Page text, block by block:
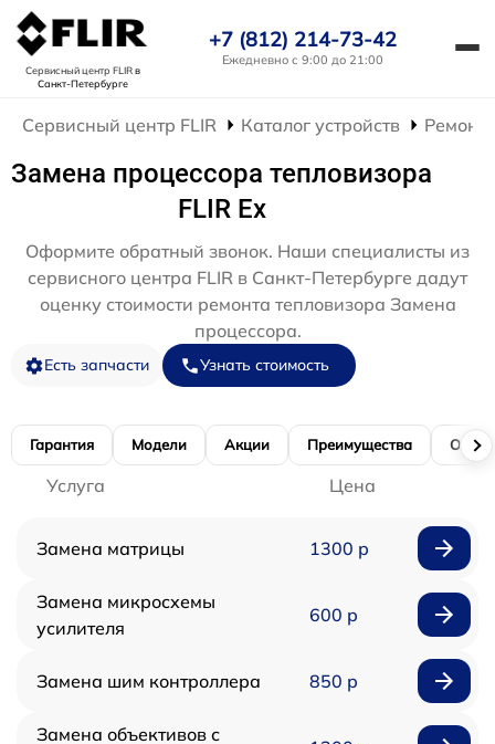
Сервисный центр FLIRв
Санкт-Петербурге
+7 (812) 214-73-42
Ежедневно с 9:00 до 21:00
Сервисный центр FLIR Каталог устройств Ремонт
Замена процессора тепловизора
FLIR Ex
Оформите обратный звонок. Наши специалисты из
сервисного центра FLIR в Санкт-Петербурге дадут
оценку стоимости ремонта тепловизора Замена
процессора.
Есть запчасти Узнать стоимость
Гарантия Модели Акции Преимущества
Услуга Цена
Замена матрицы 1300 р
Замена микросхемы
усилителя
600 р
Замена шим контроллера 850 р
Замена объективов с